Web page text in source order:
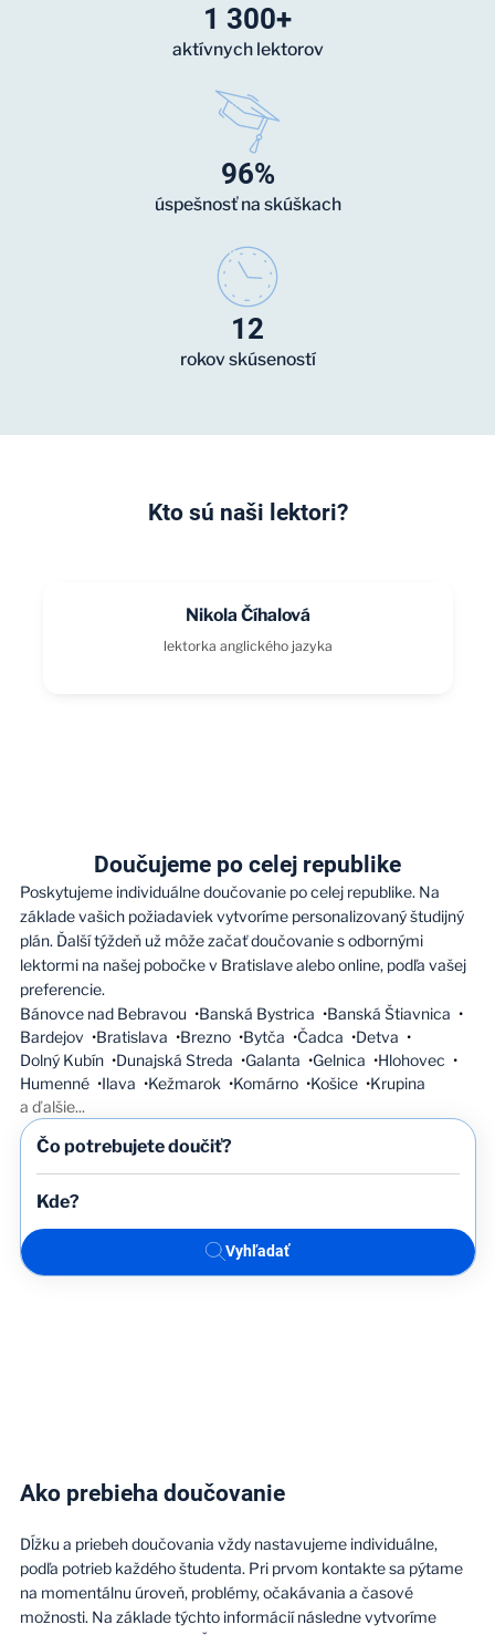
1 300+
aktívnych lektorov
96%
úspešnosť na skúškach
12
rokov skúseností
Kto sú naši lektori?
Nikola Číhalová
lektorka anglického jazyka
Doučujeme po celej republike
Poskytujeme individuálne doučovanie po celej republike. Na
základe vašich požiadaviek vytvoríme personalizovaný študijný
plán. Ďalší týždeň už môže začať doučovanie s odbornými
lektormi na našej pobočke v Bratislave alebo online, podľa vašej
preferencie.
Bánovce nad Bebravou
Banská Bystrica
Banská Štiavnica
Bardejov
Bratislava Brezno Bytča Čadca
Detva
Dolný Kubín
Dunajská Streda Galanta Gelnica
Hlohovec
Humenné
Ilava Kežmarok Komárno Košice
Krupina
a ďalšie...
Vyhľadať
Ako prebieha doučovanie
Dĺžku a priebeh doučovania vždy nastavujeme individuálne,
podľa potrieb každého študenta. Pri prvom kontakte sa pýtame
na momentálnu úroveň, problémy, očakávania a časové
možnosti. Na základe týchto informácií následne vytvoríme